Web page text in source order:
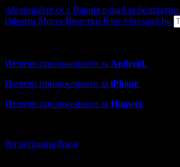
Абонирайте се с Вашия e-mail за
Оферти Места Винетки Блог Опознай.bg
Изтегли приложението за Android.
Изтегли приложението за iPhone.
Изтегли приложението за Huawei.
Регистрация Вход